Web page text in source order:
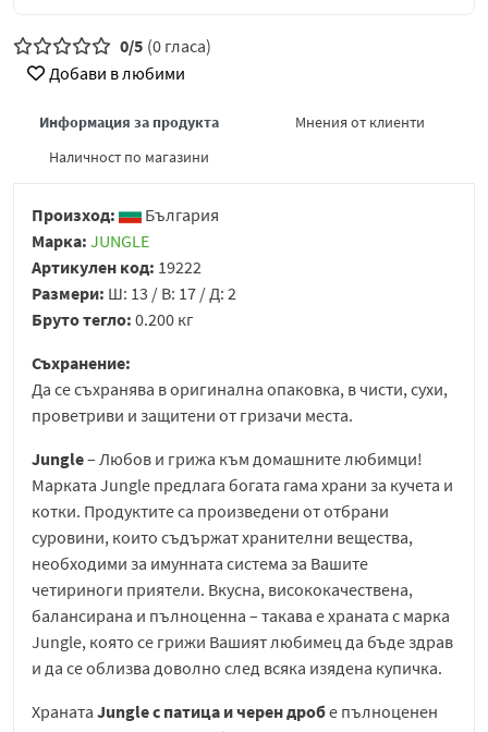
0/5 (0 гласа)
Добави в любими
Информация за продукта
Мнения от клиенти
Наличност по магазини
Произход:
България
Марка: JUNGLE
Артикулен код: 19222
Размери: Ш: 13 / В: 17 / Д: 2
Бруто тегло: 0.200 кг
Съхранение:
Да се съхранява в оригинална опаковка, в чисти, сухи,
проветриви и защитени от гризачи места.
Jungle– Любов и грижа към домашните любимци!
Марката Jungle предлага богата гама храни за кучета и
котки. Продуктите са произведени от отбрани
суровини, които съдържат хранителни вещества,
необходими за имунната система за Вашите
четириноги приятели. Вкусна, висококачествена,
балансирана и пълноценна – такава е храната с марка
Jungle, която се грижи Вашият любимец да бъде здрав
и да се облизва доволно след всяка изядена купичка.
Храната Jungleс патица и черен дробе пълноценен